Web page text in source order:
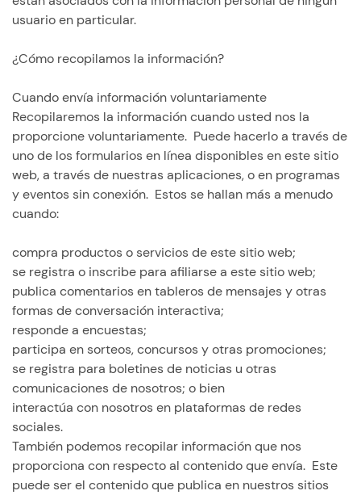
usuario en particular.
¿Cómo recopilamos la información?
Cuando envía información voluntariamente
Recopilaremos la información cuando usted nos la
proporcione voluntariamente. Puede hacerlo a través de
uno de los formularios en línea disponibles en este sitio
web, a través de nuestras aplicaciones, o en programas
y eventos sin conexión. Estos se hallan más a menudo
cuando:
compra productos o servicios de este sitio web;
se registra o inscribe para afiliarse a este sitio web;
publica comentarios en tableros de mensajes y otras
formas de conversación interactiva;
responde a encuestas;
participa en sorteos, concursos y otras promociones;
se registra para boletines de noticias u otras
comunicaciones de nosotros; o bien
interactúa con nosotros en plataformas de redes
sociales.
También podemos recopilar información que nos
proporciona con respecto al contenido que envía. Este
puede ser el contenido que publica en nuestros sitios